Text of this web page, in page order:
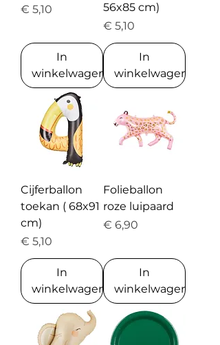
Prijs
€ 5,10
In
winkelwagen
56x85 cm)
Prijs
€ 5,10
In
winkelwagen
Cijferballon
toekan ( 68x91
cm)
Prijs
€ 5,10
In
winkelwagen
Folieballon
roze luipaard
Prijs
€ 6,90
In
winkelwagen